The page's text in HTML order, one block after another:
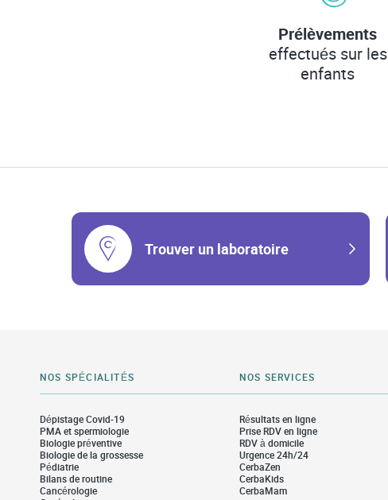
Prélèvements
effectués sur les
enfants
Trouver un laboratoire
NOS SPÉCIALITÉS
Dépistage Covid-19
PMA et spermiologie
Biologie préventive
Biologie de la grossesse
Pédiatrie
Bilans de routine
Cancérologie
NOS SERVICES
Résultats en ligne
Prise RDV en ligne
RDV à domicile
Urgence 24h/24
CerbaZen
CerbaKids
CerbaMam